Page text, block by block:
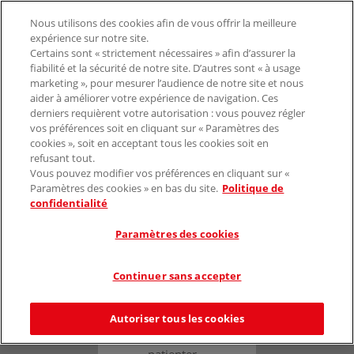
Veuillez
Nous utilisons des cookies afin de vous offrir la meilleure
expérience sur notre site.
Certains sont « strictement nécessaires » afin d’assurer la
fiabilité et la sécurité de notre site. D’autres sont « à usage
marketing », pour mesurer l’audience de notre site et nous
aider à améliorer votre expérience de navigation. Ces
derniers requièrent votre autorisation : vous pouvez régler
vos préférences soit en cliquant sur « Paramètres des
cookies », soit en acceptant tous les cookies soit en
refusant tout.
Vous pouvez modifier vos préférences en cliquant sur «
Paramètres des cookies » en bas du site. Politique de
confidentialité
Paramètres des cookies
Continuer sans accepter
Autoriser tous les cookies